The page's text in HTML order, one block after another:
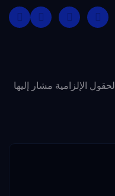
الحقول الإلزامية مشار إليها